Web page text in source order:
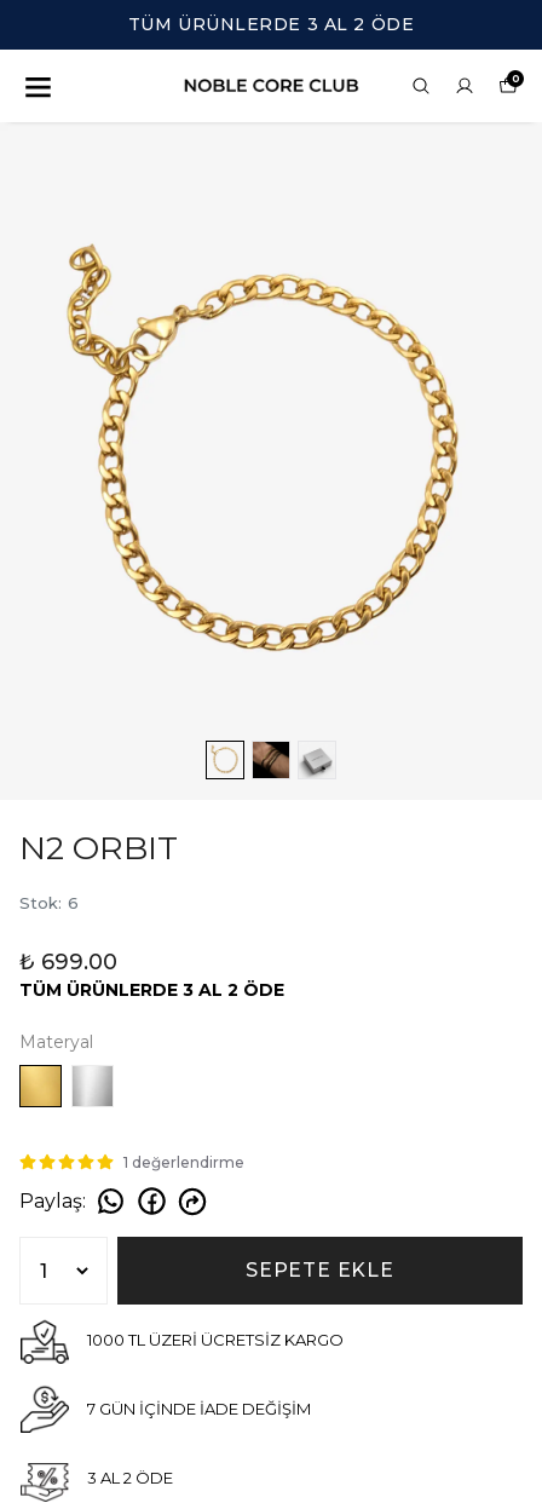
TÜM ÜRÜNLERDE 3 AL 2 ÖDE
0
N2 ORBIT
Stok: 6
₺ 699.00
TÜM ÜRÜNLERDE 3 AL 2 ÖDE
Materyal
1 değerlendirme
Paylaş:
SEPETE EKLE
1000 TL ÜZERİ ÜCRETSİZ KARGO
7 GÜN İÇİNDE İADE DEĞİŞİM
3 AL 2 ÖDE